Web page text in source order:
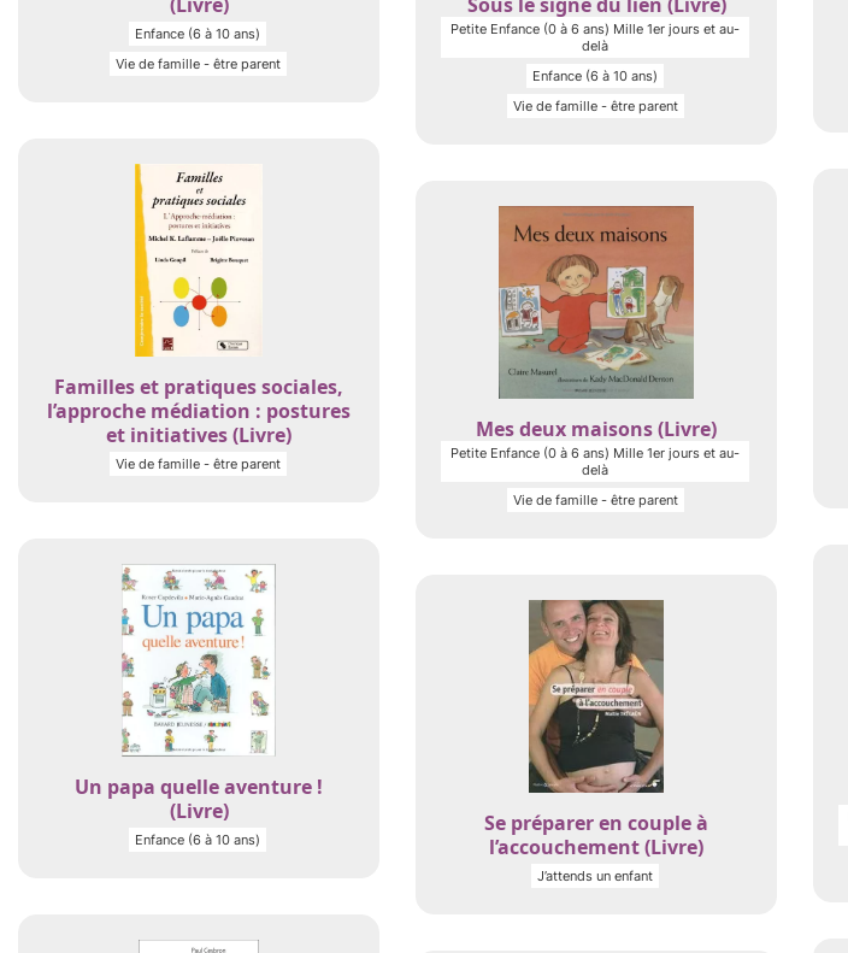
Enfance (6 à 10 ans)
Vie de famille - être parent
Petite Enfance (0 à 6 ans) Mille 1er jours et au-
delà
Enfance (6 à 10 ans)
Vie de famille - être parent
Familles et pratiques sociales,
l’approche médiation : postures
et initiatives (Livre)
Vie de famille - être parent
Mes deux maisons (Livre)
Petite Enfance (0 à 6 ans) Mille 1er jours et au-
delà
Vie de famille - être parent
Un papa quelle aventure !
(Livre)
Enfance (6 à 10 ans)
Se préparer en couple à
l’accouchement (Livre)
J’attends un enfant